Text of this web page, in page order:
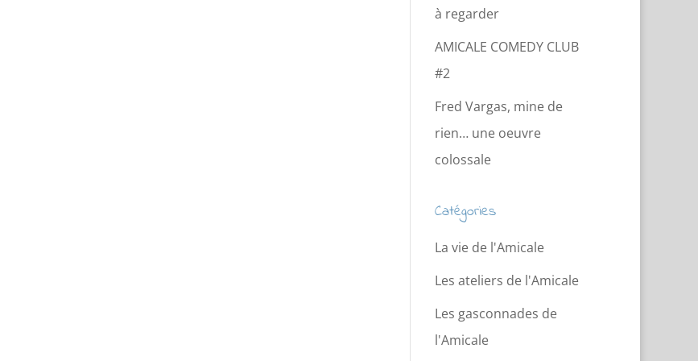
à regarder
AMICALE COMEDY CLUB
#2
Fred Vargas, mine de
rien… une oeuvre
colossale
Catégories
La vie de l'Amicale
Les ateliers de l'Amicale
Les gasconnades de
l'Amicale